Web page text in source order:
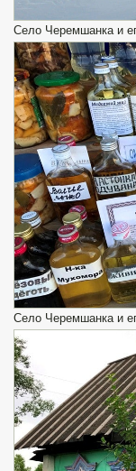
Село Черемшанка и
Село Черемшанка и